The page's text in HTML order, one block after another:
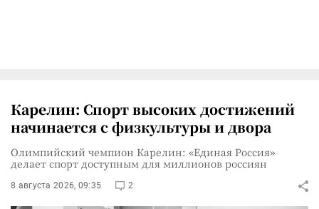
Карелин: Спорт высоких достижений
начинается с физкультуры и двора
Олимпийский чемпион Карелин: «Единая Россия»
делает спорт доступным для миллионов россиян
8 августа 2026, 09:35 2